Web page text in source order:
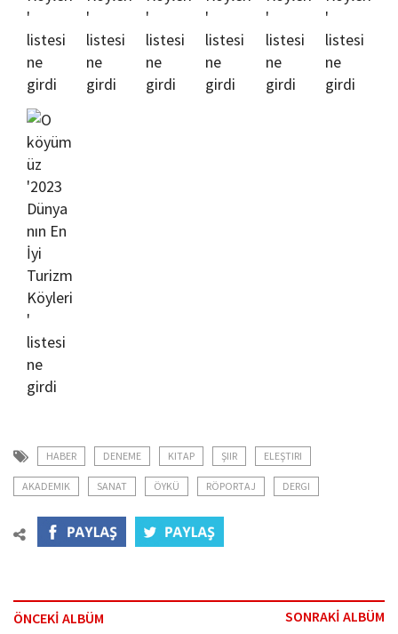
HABER DENEME KITAP ŞIIR ELEŞTIRI
AKADEMIK SANAT ÖYKÜ RÖPORTAJ DERGI
ÖNCEKİ ALBÜM SONRAKİ ALBÜM